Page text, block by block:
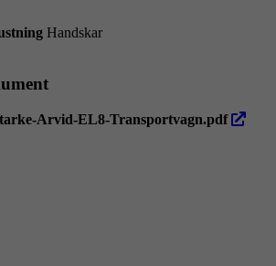
Handskar
Arvid-EL8-Transportvagn.pdf öppna